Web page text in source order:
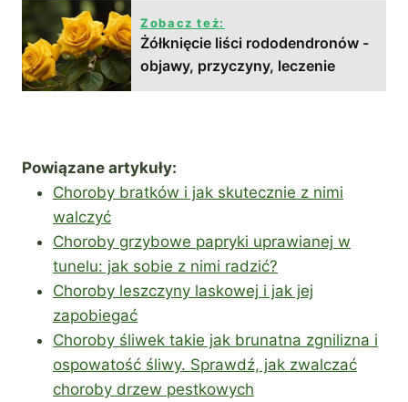
Zobacz też:
Żółknięcie liści rododendronów -
objawy, przyczyny, leczenie
Powiązane artykuły:
Choroby bratków i jak skutecznie z nimi
walczyć
Choroby grzybowe papryki uprawianej w
tunelu: jak sobie z nimi radzić?
Choroby leszczyny laskowej i jak jej
zapobiegać
Choroby śliwek takie jak brunatna zgnilizna i
ospowatość śliwy. Sprawdź, jak zwalczać
choroby drzew pestkowych